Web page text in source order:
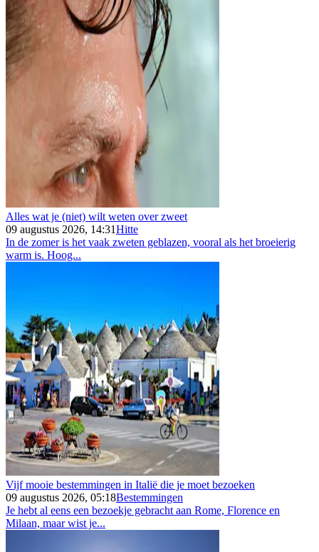
Alles wat je (niet) wilt weten over zweet
09 augustus 2026, 14:31Hitte
In de zomer is het vaak zweten geblazen, vooral als het broeierig
warm is. Hoog...
Vijf mooie bestemmingen in Italië die je moet bezoeken
09 augustus 2026, 05:18Bestemmingen
Je hebt al eens een bezoekje gebracht aan Rome, Florence en
Milaan, maar wist je...